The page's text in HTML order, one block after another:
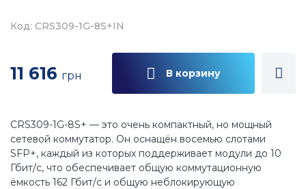
Код: CRS309-1G-8S+IN
11 616 грн В корзину
CRS309-1G-8S+ — это очень компактный, но мощный
сетевой коммутатор. Он оснащён восемью слотами
SFP+, каждый из которых поддерживает модули до 10
Гбит/с, что обеспечивает общую коммутационную
ёмкость 162 Гбит/с и общую неблокирующую